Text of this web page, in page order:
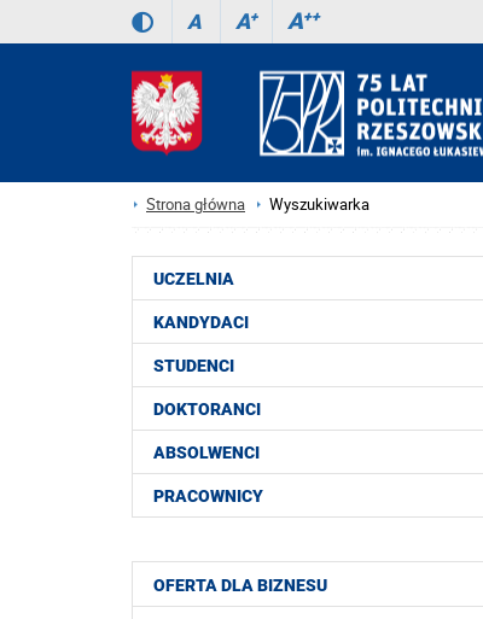
A A+ A++
Strona główna Wyszukiwarka
UCZELNIA
KANDYDACI
STUDENCI
DOKTORANCI
ABSOLWENCI
PRACOWNICY
OFERTA DLA BIZNESU